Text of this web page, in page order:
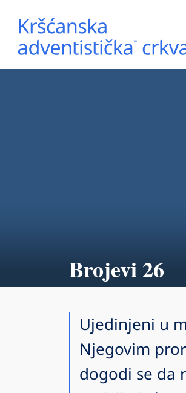
Brojevi 26
Ujedinjeni u
Njegovim
dogodi se da